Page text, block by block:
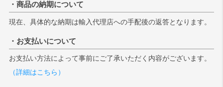
・商品の納期について
現在、具体的な納期は輸入代理店への手配後の返答となります。
・お支払いについて
お支払い方法によって事前にご了承いただく内容がございます。
（詳細はこちら）